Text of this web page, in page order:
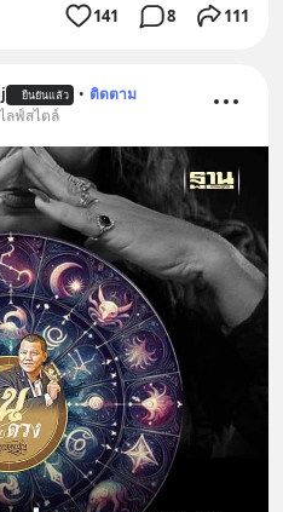
141 8 111
ยืนยันแล้ว • ติดตาม
ลฟ์สไตล์